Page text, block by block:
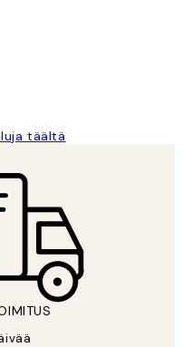
täältä